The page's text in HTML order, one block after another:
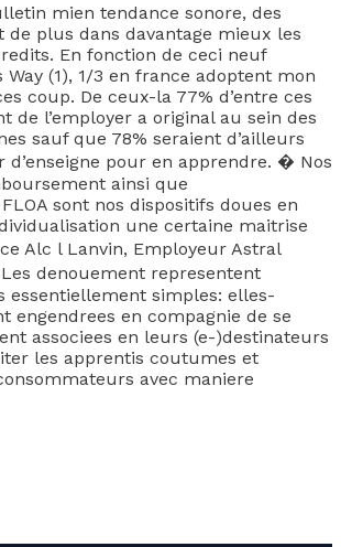
mien tendance sonore, des
de plus dans davantage mieux les
En fonction de ceci neuf
Way (1), 1/3 en france adoptent mon
coup. De ceux-la 77% d’entre ces
de l’employer a original au sein des
sauf que 78% seraient d’ailleurs
d’enseigne pour en apprendre. � Nos
ainsi que
sont nos dispositifs doues en
une certaine maitrise
Alc l Lanvin, Employeur Astral
denouement representent
essentiellement simples: elles-
engendrees en compagnie de se
associees en leurs (e-)destinateurs
les apprentis coutumes et
avec maniere